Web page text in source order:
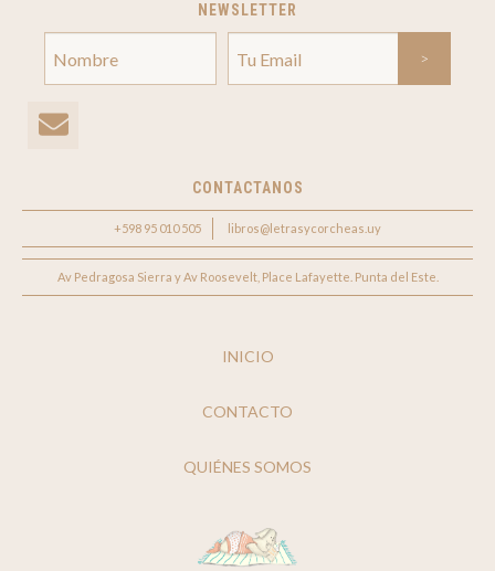
NEWSLETTER
CONTACTANOS
+598 95 010 505 libros@letrasycorcheas.uy
Av Pedragosa Sierra y Av Roosevelt, Place Lafayette. Punta del Este.
INICIO
CONTACTO
QUIÉNES SOMOS